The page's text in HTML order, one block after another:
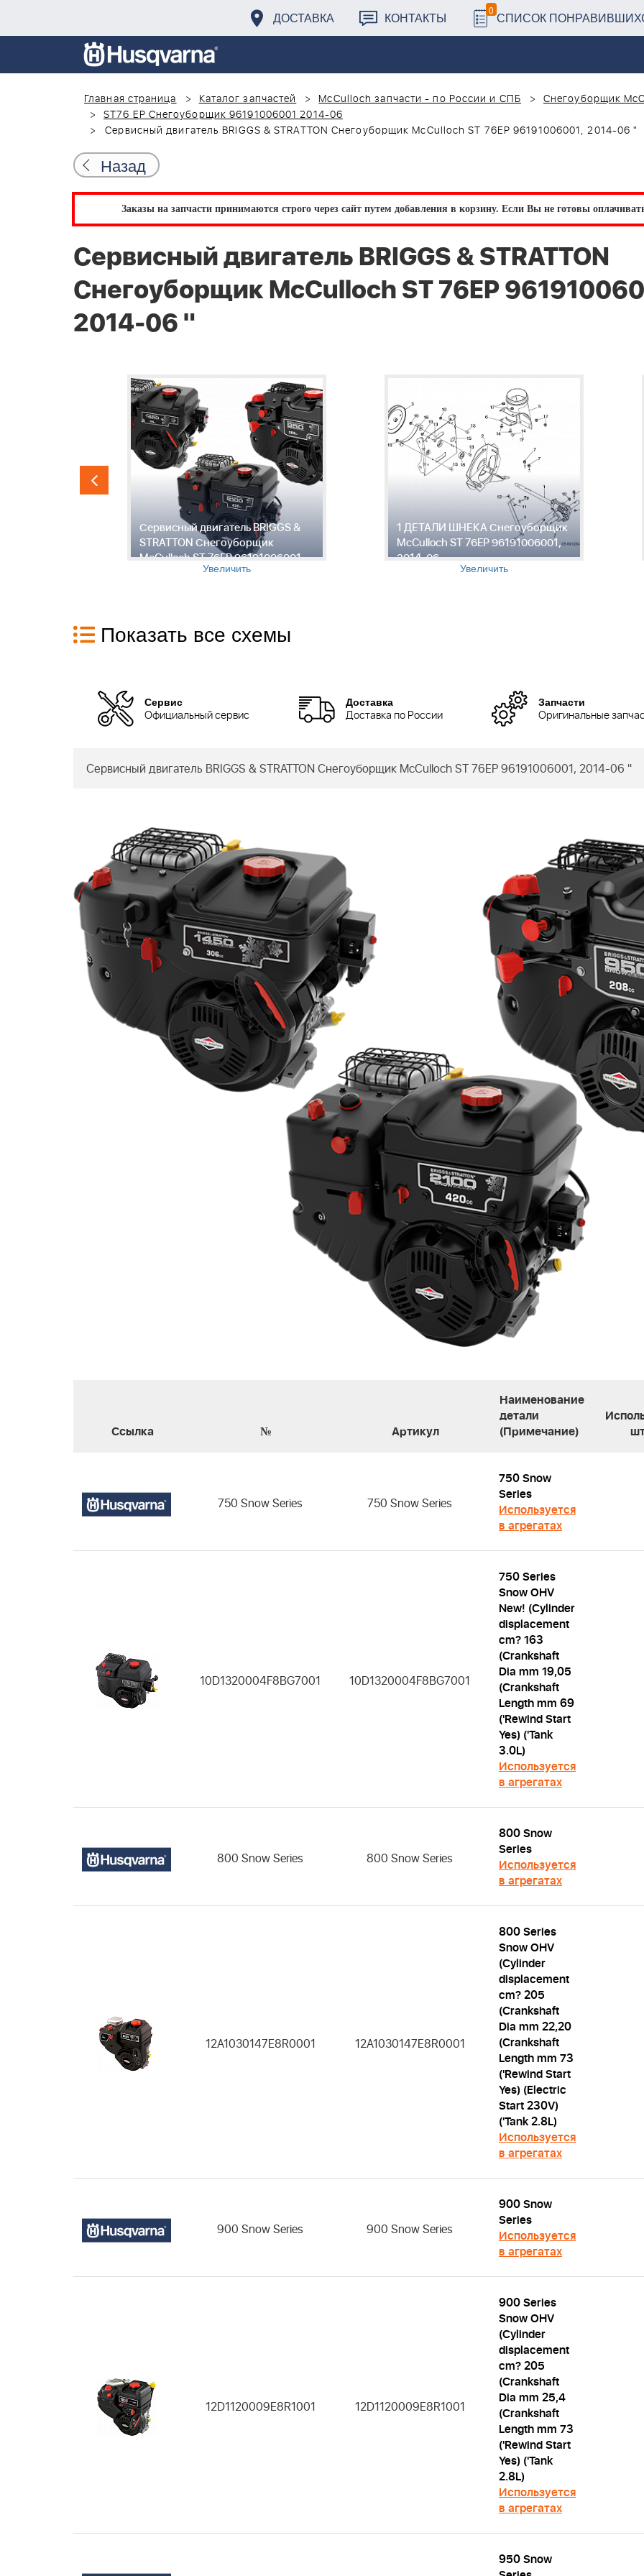
ДОСТАВКА КОНТАКТЫ 0 СПИСОК
Главная страница
Каталог запчастей McCulloch запчасти - по России и СПБ Снегоуборщик
ST76 EP Снегоуборщик 96191006001 2014-06
Сервисный двигатель BRIGGS & STRATTON Снегоуборщик McCulloch ST 76EP 96191006001, 2014-06 "
Назад
Заказы на запчасти принимаются строго через сайт путем добавления в корзину. Если Вы не готовы
Сервисный двигатель BRIGGS & STRATTON
Снегоуборщик McCulloch ST 76EP
2014-06 "
Сервисный двигатель BRIGGS &
STRATTON Снегоуборщик
McCulloch ST 76EP 96191006001,
Увеличить
1 ДЕТАЛИ ШНЕКА Снегоуборщик
McCulloch ST 76EP 96191006001,
2014-06
Увеличить
Показать все схемы
Сервис
Официальный сервис
Доставка
Доставка по России
Запчасти
Оригинальные
Сервисный двигатель BRIGGS & STRATTON Снегоуборщик McCulloch ST 76EP 96191006001, 2014-06 "
Ссылка № Артикул
Наименование
детали
(Примечание)
750 Snow Series 750 Snow Series
750 Snow
Series
Используется
в агрегатах
10D1320004F8BG7001 10D1320004F8BG7001
750 Series
Snow OHV
New! (Cylinder
displacement
cm? 163
(Crankshaft
Dia mm 19,05
(Crankshaft
Length mm 69
('Rewind Start
Yes) ('Tank
3.0L)
Используется
в агрегатах
800 Snow Series 800 Snow Series
800 Snow
Series
Используется
в агрегатах
12A1030147E8R0001 12A1030147E8R0001
800 Series
Snow OHV
(Cylinder
displacement
cm? 205
(Crankshaft
Dia mm 22,20
(Crankshaft
Length mm 73
('Rewind Start
Yes) (Electric
Start 230V)
('Tank 2.8L)
Используется
в агрегатах
900 Snow Series 900 Snow Series
900 Snow
Series
Используется
в агрегатах
12D1120009E8R1001 12D1120009E8R1001
900 Series
Snow OHV
(Cylinder
displacement
cm? 205
(Crankshaft
Dia mm 25,4
(Crankshaft
Length mm 73
('Rewind Start
Yes) ('Tank
2.8L)
Используется
в агрегатах
950 Snow